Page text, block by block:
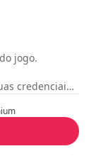
jogo.
credenciais,